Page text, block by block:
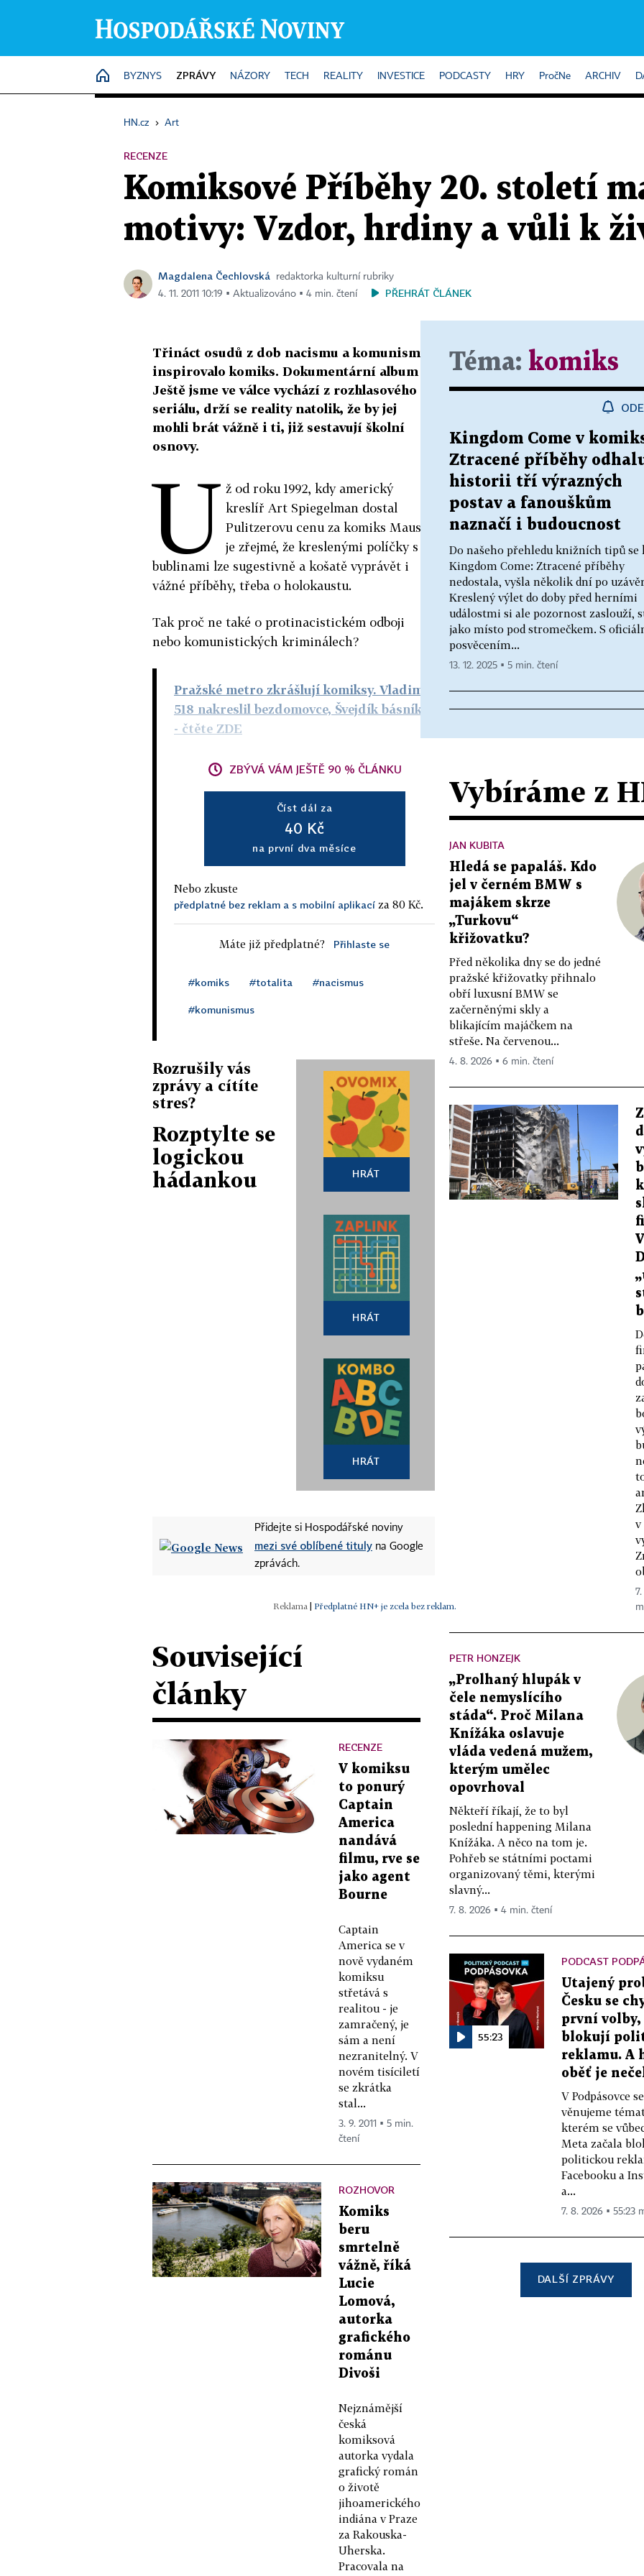
HOME
BYZNYS ZPRÁVY NÁZORY TECH REALITY INVESTICE PODCASTY HRY PročNe ARCHIV
HN.cz › Art
RECENZE
Komiksové Příběhy 20. století
motivy: Vzdor, hrdiny a vůli k
Magdalena Čechlovská
redaktorka kulturní rubriky
4. 11. 2011 10:19 ▪ Aktualizováno ▪ 4 min. čtení
PŘEHRÁT ČLÁNEK
Třináct osudů z dob nacismu a komunismu
inspirovalo komiks. Dokumentární album
Ještě jsme ve válce vychází z rozhlasového
seriálu, drží se reality natolik, že by jej
mohli brát vážně i ti, již sestavují školní
osnovy.
U ž od roku 1992, kdy americký
kreslíř Art Spiegelman dostal
Pulitzerovu cenu za komiks Maus,
je zřejmé, že kreslenými políčky s
bublinami lze sugestivně a košatě vyprávět i
vážné příběhy, třeba o holokaustu.
Tak proč ne také o protinacistickém odboji
nebo komunistických kriminálech?
Pražské metro zkrášlují komiksy. Vladimir
518 nakreslil bezdomovce, Švejdík básníka
- čtěte ZDE
ZBÝVÁ VÁM JEŠTĚ 90 % ČLÁNKU
Číst dál za
40 Kč
na první dva měsíce
Nebo zkuste
předplatné bez reklam a s mobilní aplikací za 80 Kč.
Máte již předplatné? Přihlaste se
#komiks #totalita #nacismus
#komunismus
Rozrušily vás
zprávy a cítíte
stres?
Rozptylte se
logickou
hádankou
HRÁT
HRÁT
HRÁT
Přidejte si Hospodářské noviny
mezi své oblíbené tituly na Google
zprávách.
Předplatné HN+ je zcela bez reklam.
Související
články
RECENZE
V komiksu
to ponurý
Captain
America
nandává
filmu, rve se
jako agent
Bourne
Captain
America se v
nově vydaném
komiksu
střetává s
realitou - je
zamračený, je
sám a není
nezranitelný. V
novém tisíciletí
se zkrátka
stal...
3. 9. 2011 ▪ 5 min.
čtení
ROZHOVOR
Komiks
beru
smrtelně
vážně, říká
Lucie
Lomová,
autorka
grafického
románu
Divoši
Nejznámější
česká
komiksová
autorka vydala
grafický román
o životě
jihoamerického
indiána v Praze
za Rakouska-
Uherska.
Pracovala na
Téma: komiks
Kingdom Come v
Ztracené příběhy
historii tří výrazných
postav a fanouškům
naznačí i budoucnost
Do našeho přehledu knižních tipů se
Kingdom Come: Ztracené příběhy
nedostala, vyšla několik dní po
Kreslený výlet do doby před herními
událostmi si ale pozornost zaslouží,
jako místo pod stromečkem. S
posvěcením...
13. 12. 2025 ▪ 5 min. čtení
Vybíráme z
JAN KUBITA
Hledá se papaláš. Kdo
jel v černém BMW s
majákem skrze
„Turkovu“
křižovatku?
Před několika dny se do jedné
pražské křižovatky přihnalo
obří luxusní BMW se
začerněnými skly a
blikajícím majáčkem na
střeše. Na červenou...
4. 8. 2026 ▪ 6 min. čtení
v
PETR HONZEJK
„Prolhaný hlupák v
čele nemyslícího
stáda“. Proč Milana
Knížáka oslavuje
vláda vedená mužem,
kterým umělec
opovrhoval
Někteří říkají, že to byl
poslední happening Milana
Knížáka. A něco na tom je.
Pohřeb se státními poctami
organizovaný těmi, kterými
slavný...
7. 8. 2026 ▪ 4 min. čtení
55:23
PODCAST
Utajený
Česku se
první volby,
blokují
reklamu. A
oběť je
V Podpásovce
věnujeme
kterém se
Meta začala
politickou
Facebooku a
a...
7. 8. 2026 ▪ 55:23
DALŠÍ ZPRÁVY